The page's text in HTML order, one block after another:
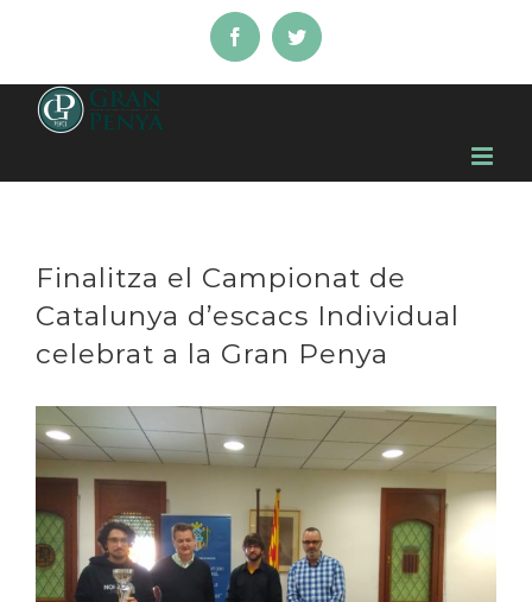
content
FacebookTwitter
Finalitza el Campionat de
Catalunya d’escacs Individual
celebrat a la Gran Penya
View
Larger
Image